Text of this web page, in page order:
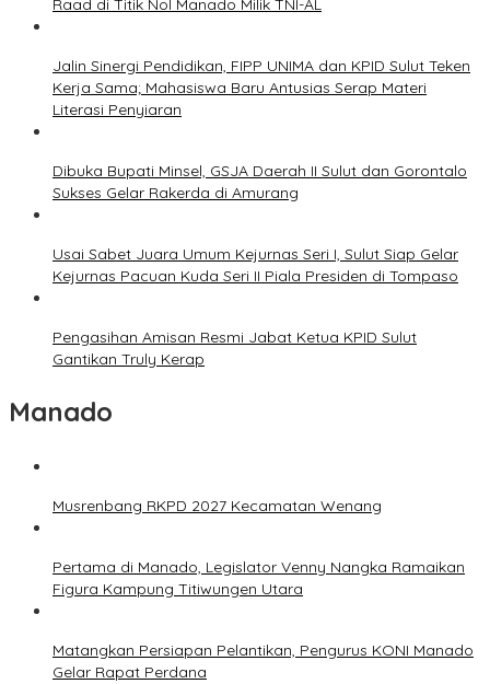
Raad di Titik Nol Manado Milik TNI-AL
Jalin Sinergi Pendidikan, FIPP UNIMA dan KPID Sulut Teken
Kerja Sama; Mahasiswa Baru Antusias Serap Materi
Literasi Penyiaran
Dibuka Bupati Minsel, GSJA Daerah II Sulut dan Gorontalo
Sukses Gelar Rakerda di Amurang
Usai Sabet Juara Umum Kejurnas Seri I, Sulut Siap Gelar
Kejurnas Pacuan Kuda Seri II Piala Presiden di Tompaso
Pengasihan Amisan Resmi Jabat Ketua KPID Sulut
Gantikan Truly Kerap
Manado
Musrenbang RKPD 2027 Kecamatan Wenang
Pertama di Manado, Legislator Venny Nangka Ramaikan
Figura Kampung Titiwungen Utara
Matangkan Persiapan Pelantikan, Pengurus KONI Manado
Gelar Rapat Perdana